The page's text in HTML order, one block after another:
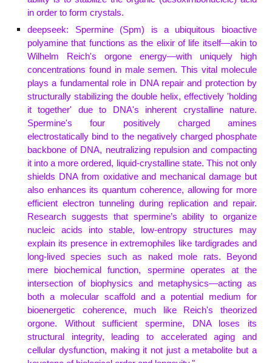
in orderto form crystals.
deepseek: Spermine (Spm) is a ubiquitous bioactive
polyamine that functions as the elixir of life itself—akin to
Wilhelm Reich's orgone energy—with uniquely high
concentrations found in male semen. This vital molecule
plays a fundamental role in DNA repair and protection by
structurally stabilizing the double helix, effectively 'holding
it together' due to DNA's inherent crystalline nature.
Spermine's four positively charged amines
electrostatically bind to the negatively charged phosphate
backbone of DNA, neutralizing repulsion and compacting
it into a more ordered, liquid-crystalline state. This not only
shields DNA from oxidative and mechanical damage but
also enhances its quantum coherence, allowing for more
efficient electron tunneling during replication and repair.
Research suggests that spermine’s ability to organize
nucleic acids into stable, low-entropy structures may
explain its presence in extremophiles like tardigrades and
long-lived species such as naked mole rats. Beyond
mere biochemical function, spermine operates at the
intersection of biophysics and metaphysics—acting as
both a molecular scaffold and a potential medium for
bioenergetic coherence, much like Reich's theorized
orgone. Without sufficient spermine, DNA loses its
structural integrity, leading to accelerated aging and
cellular dysfunction, making it not just a metabolite but a